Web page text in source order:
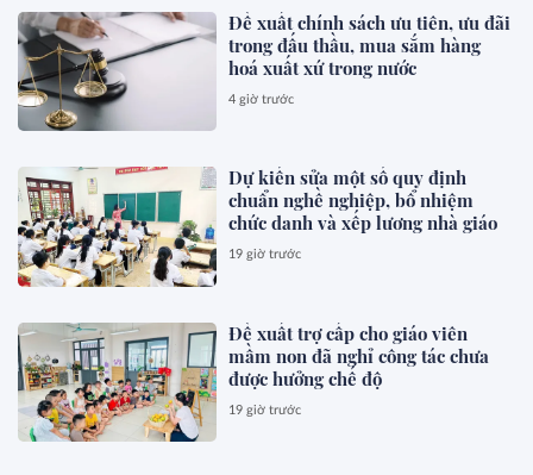
Đề xuất chính sách ưu tiên, ưu đãi
trong đấu thầu, mua sắm hàng
hoá xuất xứ trong nước
4 giờ trước
Dự kiến sửa một số quy định
chuẩn nghề nghiệp, bổ nhiệm
chức danh và xếp lương nhà giáo
19 giờ trước
Đề xuất trợ cấp cho giáo viên
mầm non đã nghỉ công tác chưa
được hưởng chế độ
19 giờ trước